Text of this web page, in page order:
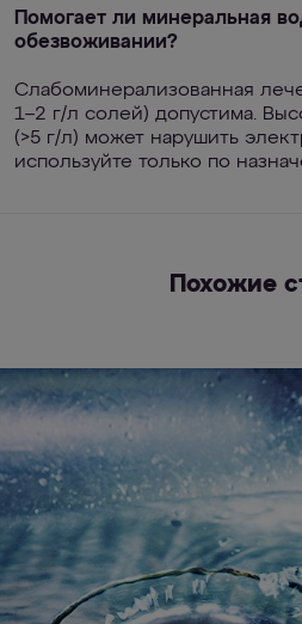
Помогает ли минеральная
обезвоживании?
Слабоминерализованная
1–2 г/л солей) допустима.
(>5 г/л) может нарушить
используйте только по
Похожие